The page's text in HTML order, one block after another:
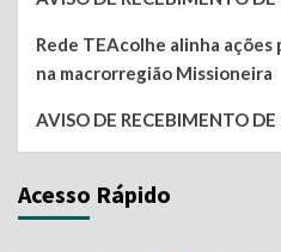
Rede TEAcolhe alinha
na macrorregião Missioneira
AVISO DE RECEBIMENTO DE
Acesso Rápido